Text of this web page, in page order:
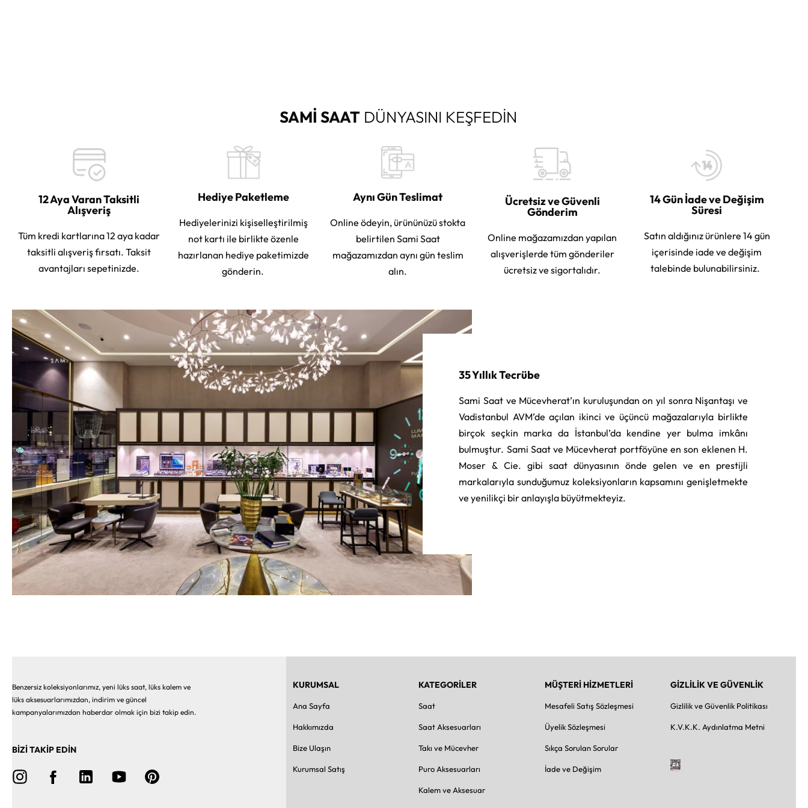
SAMİ SAATDÜNYASINI KEŞFEDİN
12 Aya Varan Taksitli
Alışveriş
Tüm kredi kartlarına 12 aya kadar
taksitli alışveriş fırsatı. Taksit
avantajları sepetinizde.
Hediye Paketleme
Hediyelerinizi kişiselleştirilmiş
not kartı ile birlikte özenle
hazırlanan hediye paketimizde
gönderin.
Aynı Gün Teslimat
Online ödeyin, ürününüzü stokta
belirtilen Sami Saat
mağazamızdan aynı gün teslim
alın.
Ücretsiz ve Güvenli
Gönderim
Online mağazamızdan yapılan
alışverişlerde tüm gönderiler
ücretsiz ve sigortalıdır.
14 Gün İade ve Değişim
Süresi
Satın aldığınız ürünlere 14 gün
içerisinde iade ve değişim
talebinde bulunabilirsiniz.
35 Yıllık Tecrübe
Sami Saat ve Mücevherat’ın kuruluşundan on yıl sonra Nişantaşı ve
Vadistanbul AVM’de açılan ikinci ve üçüncü mağazalarıyla birlikte
birçok seçkin marka da İstanbul’da kendine yer bulma imkânı
bulmuştur. Sami Saat ve Mücevherat portföyüne en son eklenen H.
Moser & Cie. gibi saat dünyasının önde gelen ve en prestijli
markalarıyla sunduğumuz koleksiyonların kapsamını genişletmekte
ve yenilikçi bir anlayışla büyütmekteyiz.
Benzersiz koleksiyonlarımız, yeni lüks saat, lüks kalem ve
lüks aksesuarlarımızdan, indirim ve güncel
kampanyalarımızdan haberdar olmak için bizi takip edin.
BİZİ TAKİP EDİN
KURUMSAL
Ana Sayfa
Hakkımızda
Bize Ulaşın
Kurumsal Satış
KATEGORİLER
Saat
Saat Aksesuarları
Takı ve Mücevher
Puro Aksesuarları
Kalem ve Aksesuar
MÜŞTERİ HİZMETLERİ
Mesafeli Satış Sözleşmesi
Üyelik Sözleşmesi
Sıkça Sorulan Sorular
İade ve Değişim
GİZLİLİK VE GÜVENLİK
Gizlilik ve Güvenlik Politikası
K.V.K.K. Aydınlatma Metni